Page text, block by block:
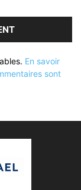
En savoir
sont